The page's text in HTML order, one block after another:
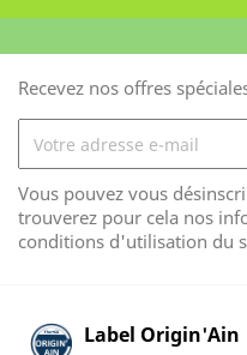
Recevez nos offres
Vous pouvez vous
trouverez pour cela nos
conditions d'utilisation du
Label Origin'Ain